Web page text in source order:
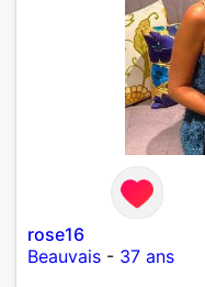
rose16
Beauvais - 37 ans